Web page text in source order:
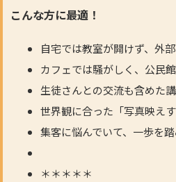
こんな方に最適！
自宅では教室が開けず、外
カフェでは騒がしく、公民
生徒さんとの交流も含めた
世界観に合った「写真映え
集客に悩んでいて、一歩を
＊＊＊＊＊